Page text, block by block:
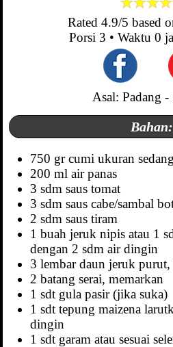
Rated 4.9/5 based
Porsi 3 • Waktu 0
Asal: Padang -
Bahan:
750 gr cumi ukuran
200 ml air panas
3 sdm saus tomat
3 sdm saus cabe/sambal
2 sdm saus tiram
1 buah jeruk nipis atau 1
dengan 2 sdm air dingin
3 lembar daun jeruk
2 batang serai, memarkan
1 sdt gula pasir (jika suka)
1 sdt tepung maizena
dingin
1 sdt garam atau sesuai